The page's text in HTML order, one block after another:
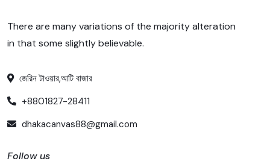
There are many variations of the majority alteration
in that some slightly believable.
জেরিন টাওয়ার,আটি বাজার
+8801827-28411
dhakacanvas88@gmail.com
Follow us